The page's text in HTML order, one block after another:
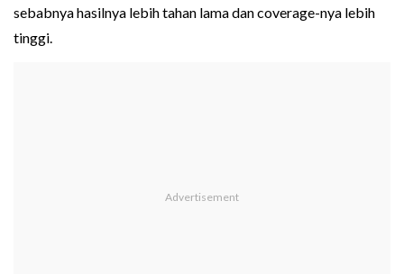
sebabnya hasilnya lebih tahan lama dan coverage-nya lebih
tinggi.